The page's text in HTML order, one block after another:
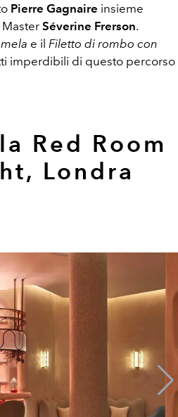
Pierre Gagnaire insieme
MasterSéverine Frerson.
e il Filetto di rombo con
imperdibili di questo percorso
Red Room
Londra